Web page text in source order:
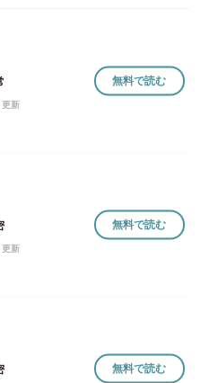
新
無料で読む
新
無料で読む
無料で読む